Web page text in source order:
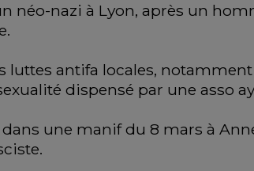
néo-nazi à Lyon, après un
luttes antifa locales,
dispensé par une asso
une manif du 8 mars à